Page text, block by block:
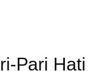
Pari Hati